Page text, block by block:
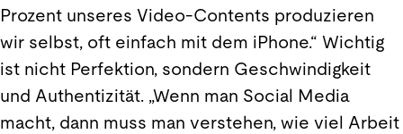
Prozent unseres Video-Contents produzieren
wir selbst, oft einfach mit dem iPhone.“ Wichtig
ist nicht Perfektion, sondern Geschwindigkeit
und Authentizität. „Wenn man Social Media
macht, dann muss man verstehen, wie viel Arbeit